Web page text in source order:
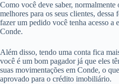
Como você deve saber, normalmente
melhores para os seus clientes, dessa
fazer um pedido você tenha acesso a
Conde.
Além disso, tendo uma conta fica
você é um bom pagador já que eles
suas movimentações em Conde, o
aprovado para o crédito imobiliário.